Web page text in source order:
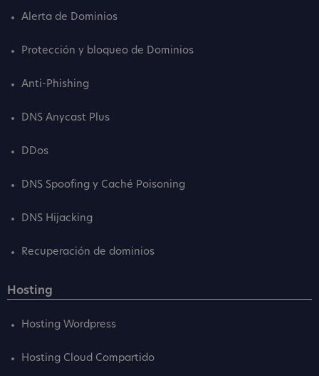
Alerta de Dominios
Protección y bloqueo de Dominios
Anti-Phishing
DNS Anycast Plus
DDos
DNS Spoofing y Caché Poisoning
DNS Hijacking
Recuperación de dominios
Hosting
Hosting Wordpress
Hosting Cloud Compartido